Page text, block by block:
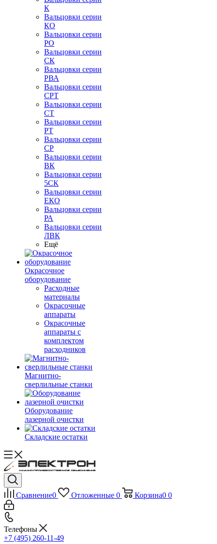
К
Вальцовки серии
КО
Вальцовки серии
РО
Вальцовки серии
СК
Вальцовки серии
РВА
Вальцовки серии
СРТ
Вальцовки серии
СТ
Вальцовки серии
РТ
Вальцовки серии
СР
Вальцовки серии
ВК
Вальцовки серии
5СК
Вальцовки серии
ЕКО
Вальцовки серии
РА
Вальцовки серии
ЛВК
Ещё
Окрасочное
оборудование
Расходные
материалы
Окрасочные
аппараты
Окрасочные
аппараты с
комплектом
расходников
Магнитно-
сверлильные станки
Оборудование
лазерной очистки
Складские остатки
Сравнение0 Отложенные 0 Корзина0 0
Телефоны
+7 (495) 260-11-49